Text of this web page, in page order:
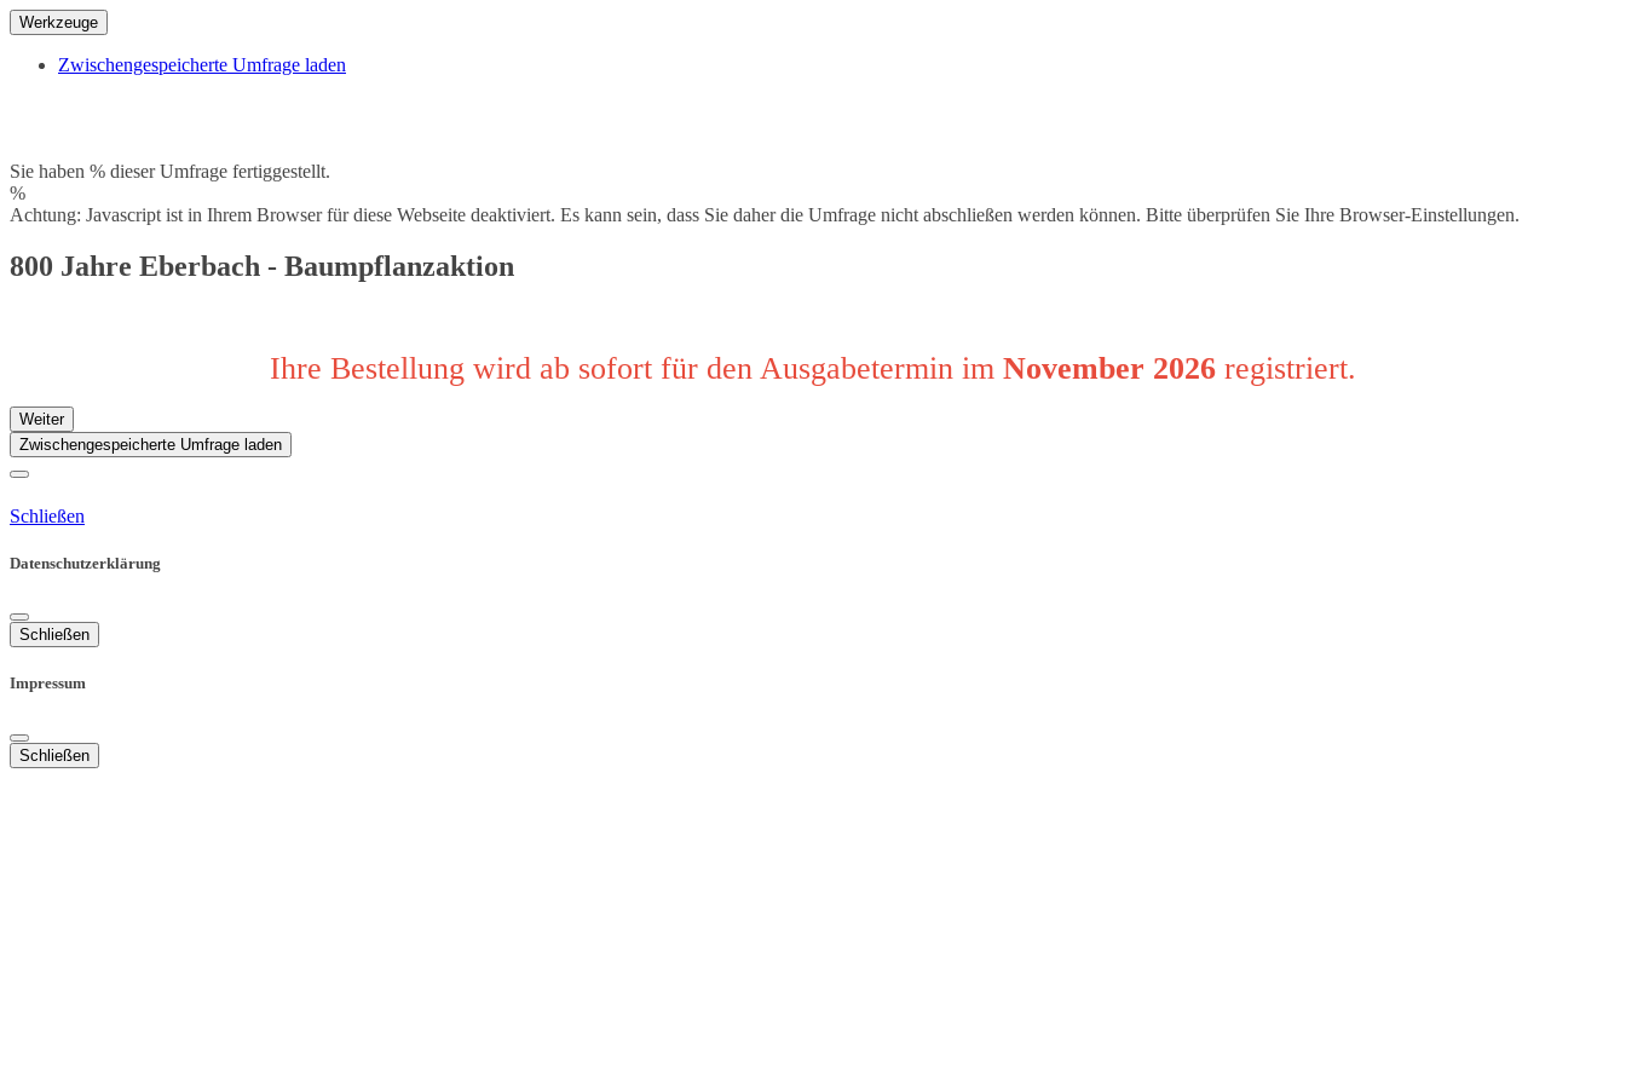
Werkzeuge
Zwischengespeicherte Umfrage laden
Sie haben % dieser Umfrage fertiggestellt.
%
Achtung: Javascript ist in Ihrem Browser für diese Webseite deaktiviert. Es kann sein, dass Sie daher die Umfrage nicht abschließen werden können. Bitte überprüfen Sie Ihre Browser-Einstellungen.
800 Jahre Eberbach - Baumpflanzaktion
Ihre Bestellung wird ab sofort für den Ausgabetermin im November 2026 registriert.
Weiter
Zwischengespeicherte Umfrage laden
Schließen
Datenschutzerklärung
Schließen
Impressum
Schließen